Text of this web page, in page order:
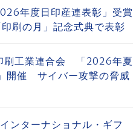
年度日印産連表彰」受賞
刷の月」記念式典で表彰
刷工業連合会 「2026年夏
開催 サイバー攻撃の脅威
ンターナショナル・ギフ